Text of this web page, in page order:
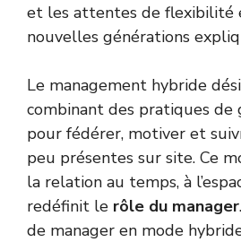
et les attentes de flexibilité
nouvelles générations
Le management hybride
combinant des pratiques de
pour fédérer, motiver et
peu présentes sur site. Ce
la relation au temps, à
redéfinit le rôle du manager
de manager en mode